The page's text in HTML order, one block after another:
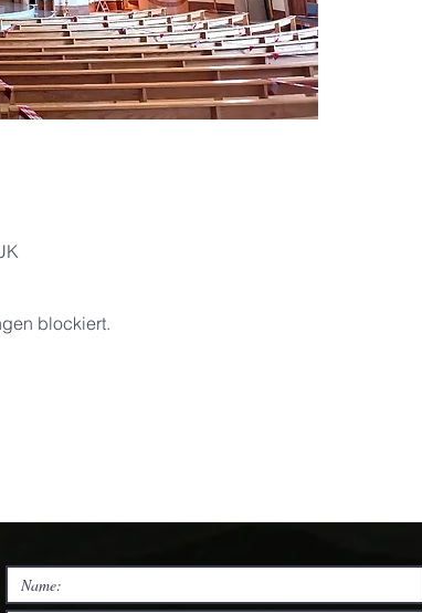
blockiert.